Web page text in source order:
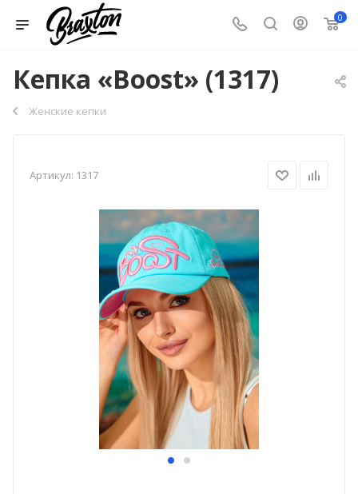
0
Кепка «Boost» (1317)
Женские кепки
Артикул: 1317